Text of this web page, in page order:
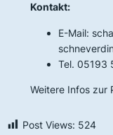
Kontakt:
E-Mail:
Tel. 05193
Weitere Infos zur
Post Views: 524